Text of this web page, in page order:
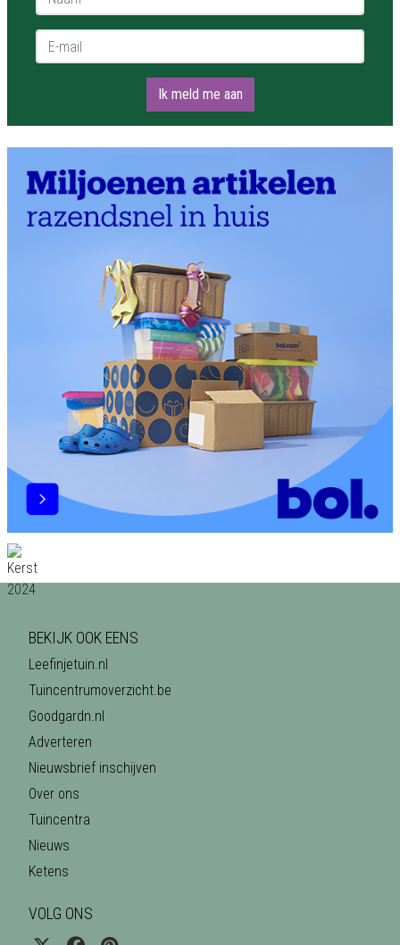
E-mail *
Ik meld me aan
BEKIJK OOK EENS
Leefinjetuin.nl
Tuincentrumoverzicht.be
Goodgardn.nl
Adverteren
Nieuwsbrief inschijven
Over ons
Tuincentra
Nieuws
Ketens
VOLG ONS